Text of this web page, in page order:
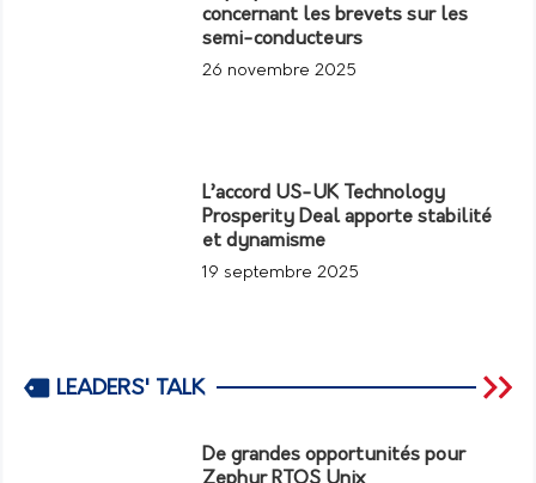
concernant les brevets sur les
semi-conducteurs
26 novembre 2025
L’accord US-UK Technology
Prosperity Deal apporte stabilité
et dynamisme
19 septembre 2025
LEADERS' TALK
De grandes opportunités pour